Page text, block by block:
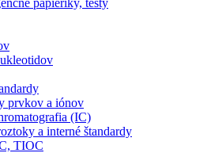
papieriky, testy
prvkov a iónov
(IC)
a interné štandardy
TIOC